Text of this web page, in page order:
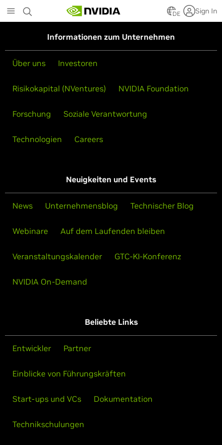
to
main
DE Sign In
Informationen zum Unternehmen
Über uns Investoren
Risikokapital (NVentures) NVIDIA Foundation
Forschung Soziale Verantwortung
Technologien Careers
Neuigkeiten und Events
News Unternehmensblog Technischer Blog
Webinare Auf dem Laufenden bleiben
Veranstaltungskalender GTC-KI-Konferenz
NVIDIA On-Demand
Beliebte Links
Entwickler Partner
Einblicke von Führungskräften
Start-ups und VCs Dokumentation
Technikschulungen